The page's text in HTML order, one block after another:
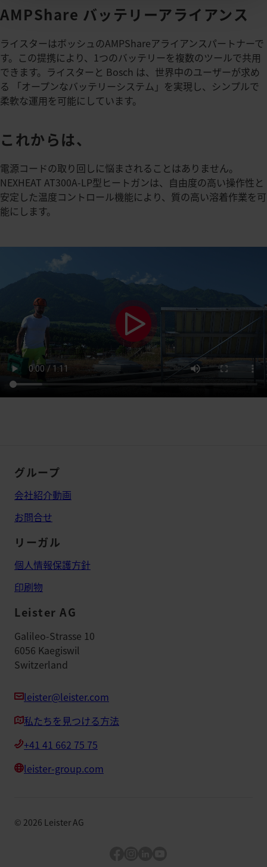
AMPShare バッテリーアライアンス
ライスターはボッシュのAMPShareアライアンスパートナーで
す。この提携により、1つのバッテリーを複数のツールで共用
できます。ライスターと Bosch は、世界中のユーザーが求め
る 「オープンなバッテリーシステム」を実現し、シンプルで
柔軟な運用を可能にしています。
これからは、
電源コードの取り回しに悩まされることはありません。
NEXHEAT AT300A-LP型ヒートガンは、自由度の高い操作性と
安定した温度コントロール機能により、質の高い溶着作業を可
能にします。
グループ
会社紹介動画
お問合せ
リーガル
個人情報保護方針
印刷物
Leister AG
Galileo-Strasse 10
6056 Kaegiswil
Switzerland
leister@leister.com
私たちを見つける方法
+41 41 662 75 75
leister-group.com
© 2026 Leister AG